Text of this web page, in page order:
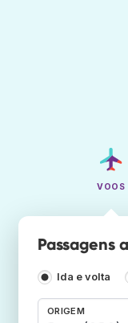
VOOS
Passagens
Ida e volta
ORIGEM